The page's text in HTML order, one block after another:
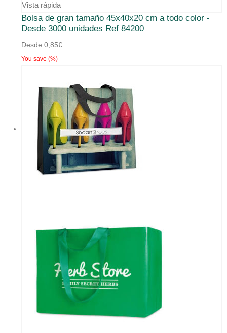
Vista rápida
Bolsa de gran tamaño 45x40x20 cm a todo color -
Desde 3000 unidades Ref 84200
Desde 0,85€
You save (%)